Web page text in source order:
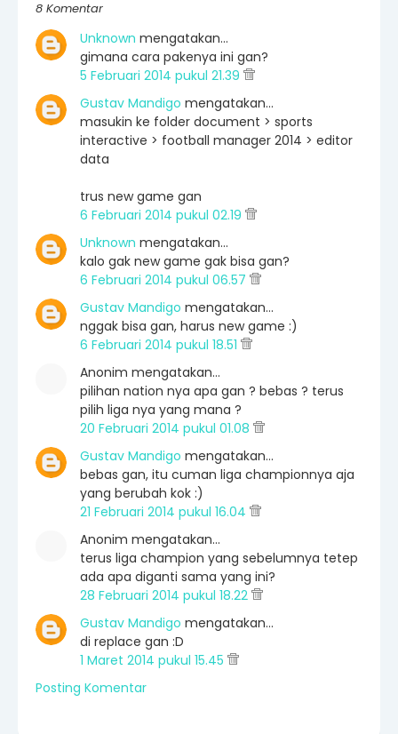
8 Komentar
Unknown mengatakan…
gimana cara pakenya ini gan?
5 Februari 2014 pukul 21.39
Gustav Mandigo mengatakan…
masukin ke folder document > sports
interactive > football manager 2014 > editor
data
trus new game gan
6 Februari 2014 pukul 02.19
Unknown mengatakan…
kalo gak new game gak bisa gan?
6 Februari 2014 pukul 06.57
Gustav Mandigo mengatakan…
nggak bisa gan, harus new game :)
6 Februari 2014 pukul 18.51
Anonim mengatakan…
pilihan nation nya apa gan ? bebas ? terus
pilih liga nya yang mana ?
20 Februari 2014 pukul 01.08
Gustav Mandigo mengatakan…
bebas gan, itu cuman liga championnya aja
yang berubah kok :)
21 Februari 2014 pukul 16.04
Anonim mengatakan…
terus liga champion yang sebelumnya tetep
ada apa diganti sama yang ini?
28 Februari 2014 pukul 18.22
Gustav Mandigo mengatakan…
di replace gan :D
1 Maret 2014 pukul 15.45
Posting Komentar